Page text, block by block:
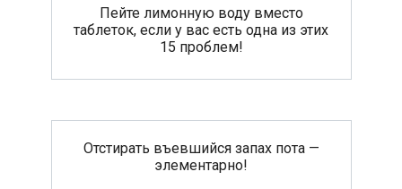
Пейте лимонную воду вместо
таблеток, если у вас есть одна из этих
15 проблем!
Отстирать въевшийся запах пота —
элементарно!